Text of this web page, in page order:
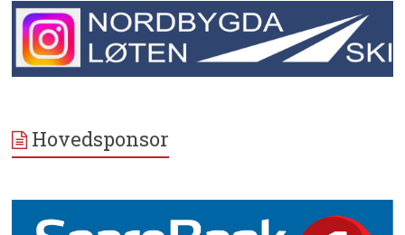
Hovedsponsor